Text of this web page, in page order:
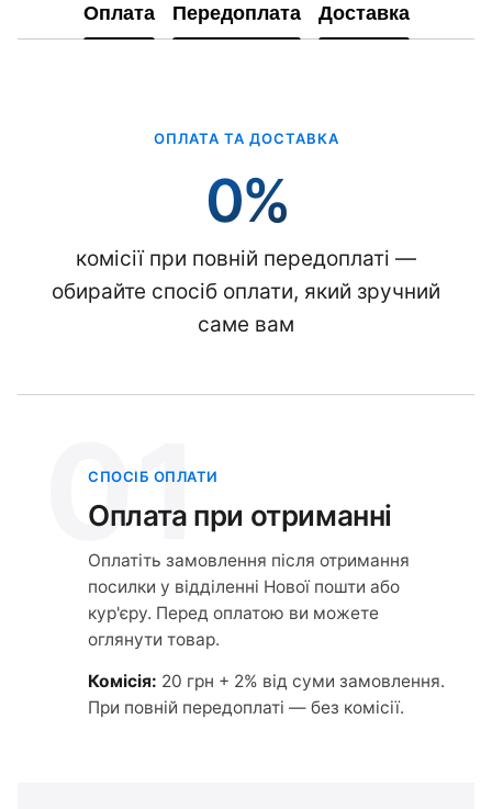
Оплата Передоплата Доставка
ОПЛАТА ТА ДОСТАВКА
0%
комісії при повній передоплаті —
обирайте спосіб оплати, який зручний
саме вам
01
СПОСІБ ОПЛАТИ
Оплата при отриманні
Оплатіть замовлення після отримання
посилки у відділенні Нової пошти або
кур'єру. Перед оплатою ви можете
оглянути товар.
Комісія: 20 грн + 2% від суми замовлення.
При повній передоплаті — без комісії.